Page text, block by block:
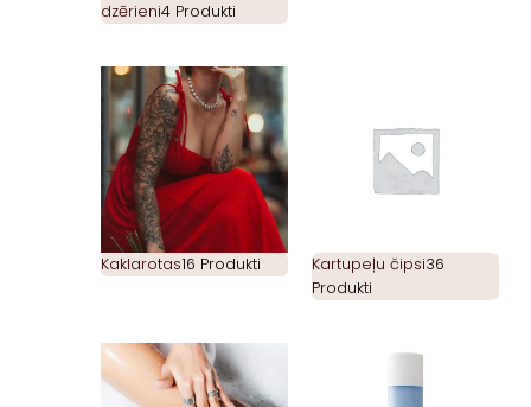
dzērieni4 Produkti
Kaklarotas16 Produkti Kartupeļu čipsi36
Produkti